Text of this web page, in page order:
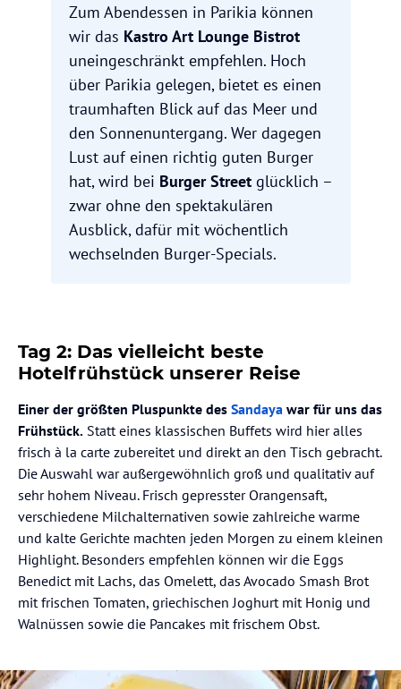
Zum Abendessen in Parikia können
wir das Kastro Art Lounge Bistrot
uneingeschränkt empfehlen. Hoch
über Parikia gelegen, bietet es einen
traumhaften Blick auf das Meer und
den Sonnenuntergang. Wer dagegen
Lust auf einen richtig guten Burger
hat, wird bei Burger Streetglücklich –
zwar ohne den spektakulären
Ausblick, dafür mit wöchentlich
wechselnden Burger-Specials.
Tag 2: Das vielleicht beste
Hotelfrühstück unserer Reise
Einer der größten Pluspunkte des Sandaya war für uns das
Frühstück. Statt eines klassischen Buffets wird hier alles
frisch à la carte zubereitet und direkt an den Tisch gebracht.
Die Auswahl war außergewöhnlich groß und qualitativ auf
sehr hohem Niveau. Frisch gepresster Orangensaft,
verschiedene Milchalternativen sowie zahlreiche warme
und kalte Gerichte machten jeden Morgen zu einem kleinen
Highlight. Besonders empfehlen können wir die Eggs
Benedict mit Lachs, das Omelett, das Avocado Smash Brot
mit frischen Tomaten, griechischen Joghurt mit Honig und
Walnüssen sowie die Pancakes mit frischem Obst.